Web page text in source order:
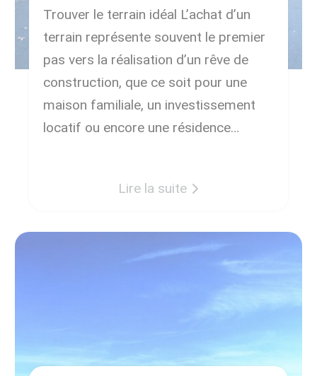
Trouver le terrain idéal L’achat d’un
terrain représente souvent le premier
pas vers la réalisation d’un rêve de
construction, que ce soit pour une
maison familiale, un investissement
locatif ou encore une résidence
l’importance de ce choix et nous
Lire la suite